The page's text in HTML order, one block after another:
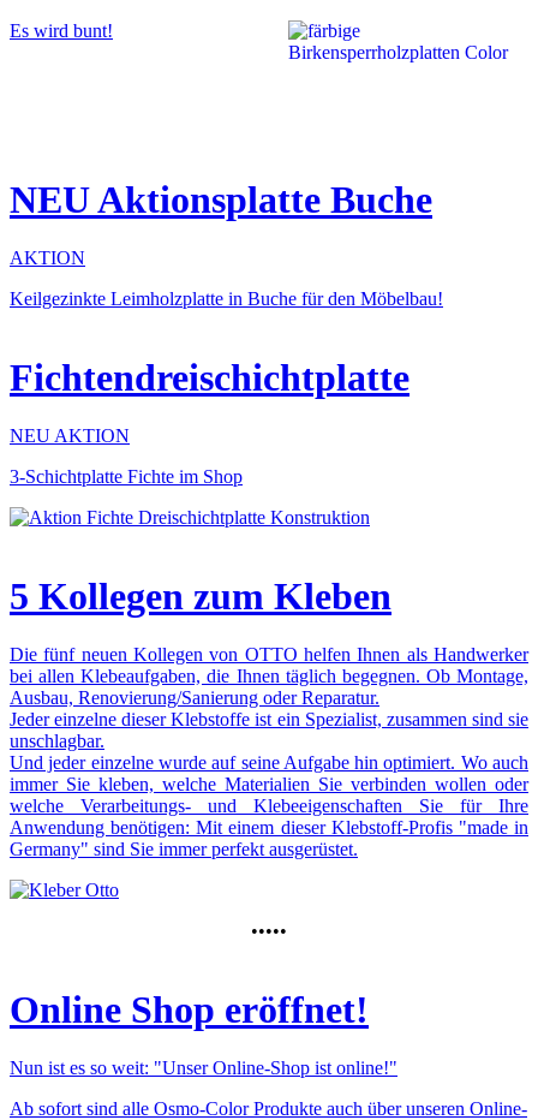
Es wird bunt!
NEU Aktionsplatte Buche
AKTION
Keilgezinkte Leimholzplatte in Buche für den Möbelbau!
Fichtendreischichtplatte
NEU AKTION
3-Schichtplatte Fichte im Shop
5 Kollegen zum Kleben
Die fünf neuen Kollegen von OTTO helfen Ihnen als Handwerker
bei allen Klebeaufgaben, die Ihnen täglich begegnen. Ob Montage,
Ausbau, Renovierung/Sanierung oder Reparatur.
Jeder einzelne dieser Klebstoffe ist ein Spezialist, zusammen sind sie
unschlagbar.
Und jeder einzelne wurde auf seine Aufgabe hin optimiert. Wo auch
immer Sie kleben, welche Materialien Sie verbinden wollen oder
welche Verarbeitungs- und Klebeeigenschaften Sie für Ihre
Anwendung benötigen: Mit einem dieser Klebstoff-Profis "made in
Germany" sind Sie immer perfekt ausgerüstet.
•••••
Online Shop eröffnet!
Nun ist es so weit: "Unser Online-Shop ist online!"
Ab sofort sind alle Osmo-Color Produkte auch über unseren Online-